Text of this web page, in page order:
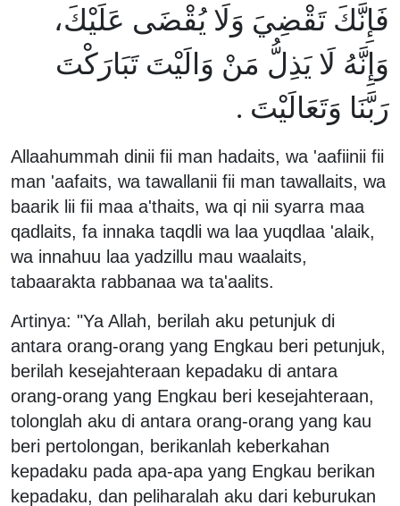
فَإِنَّكَ تَقْضِيَ وَلَا يُقْضَى عَلَيْكَ،
وَإِنَّهُ لَا يَذِلُّ مَنْ وَالَيْتَ تَبَارَكْتَ
رَبَّنَا وَتَعَالَيْتَ .
Allaahummah dinii fii man hadaits, wa 'aafiinii fii
man 'aafaits, wa tawallanii fii man tawallaits, wa
baarik lii fii maa a'thaits, wa qi nii syarra maa
qadlaits, fa innaka taqdli wa laa yuqdlaa 'alaik,
wa innahuu laa yadzillu mau waalaits,
tabaarakta rabbanaa wa ta'aalits.
Artinya: "Ya Allah, berilah aku petunjuk di
antara orang-orang yang Engkau beri petunjuk,
berilah kesejahteraan kepadaku di antara
orang-orang yang Engkau beri kesejahteraan,
tolonglah aku di antara orang-orang yang kau
beri pertolongan, berikanlah keberkahan
kepadaku pada apa-apa yang Engkau berikan
kepadaku, dan peliharalah aku dari keburukan